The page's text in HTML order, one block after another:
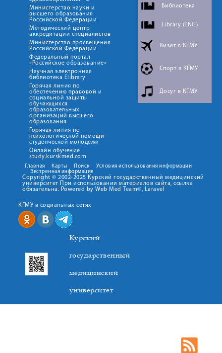
Министерство науки и
высшего образования
Российской Федерации
Методический центр
аккредитации специалистов
Министерство просвещения
Российской Федерации
Федеральный портал
«Российское образование»
Научная электронная
библиотека Elibrary
Горячая линия по
обеспечению правовой и
социальной защиты
обучающихся
образовательных
организаций высшего
образования
Горячая линия по
психологической помощи
студенческой молодежи
Онлайн обучение
study.kurskmed.com
Библиотека
Library (ENG)
Визит в КГМУ
Спорт в КГМУ
Досуг в КГМУ
Главная Карты Поиск
Условия использования информации
Экстренная информация
Copyright © 2002-2025 Курский государственный медицинский
университет При использовании материалов сайта, ссылка
обязательна. Powered by Web Med Team©, Laravel
КГМУ в социальных сетях
Курский
государственный
медицинский
университет